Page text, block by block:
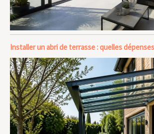
Installer un abri de terrasse : quelles